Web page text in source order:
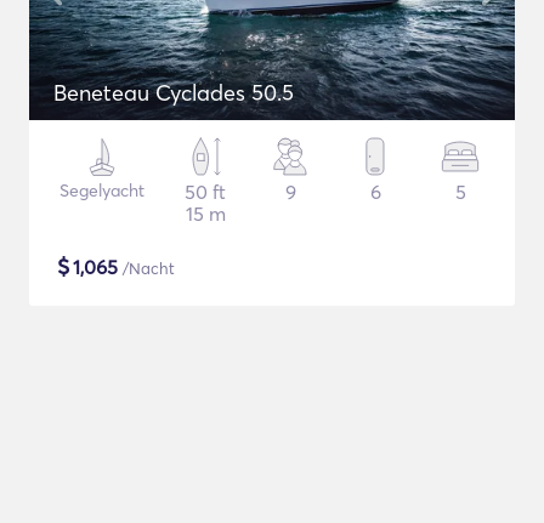
Beneteau Cyclades 50.5
Segelyacht
50 ft
15 m
9 6 5
$1,065 /Nacht